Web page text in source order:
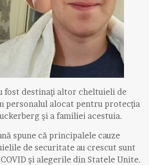
fost destinaţi altor cheltuieli de
personalul alocat pentru protecţia
şi a familiei acestuia.
spune că principalele cauze
de securitate au crescut sunt
şi alegerile din Statele Unite.